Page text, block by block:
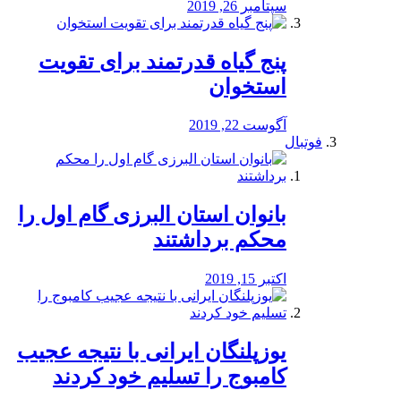
سپتامبر 26, 2019
پنج گیاه قدرتمند برای تقویت
استخوان
آگوست 22, 2019
فوتبال
بانوان استان البرزی گام اول را
محكم برداشتند
اکتبر 15, 2019
یوزپلنگان ایرانی با نتیجه عجیب
کامبوج را تسلیم خود کردند